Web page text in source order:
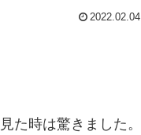
2022.02.04
た時は驚きました。